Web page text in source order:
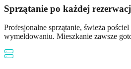
Sprzątanie po każdej
Profesjonalne sprzątanie, świeża
wymeldowaniu. Mieszkanie zawsze